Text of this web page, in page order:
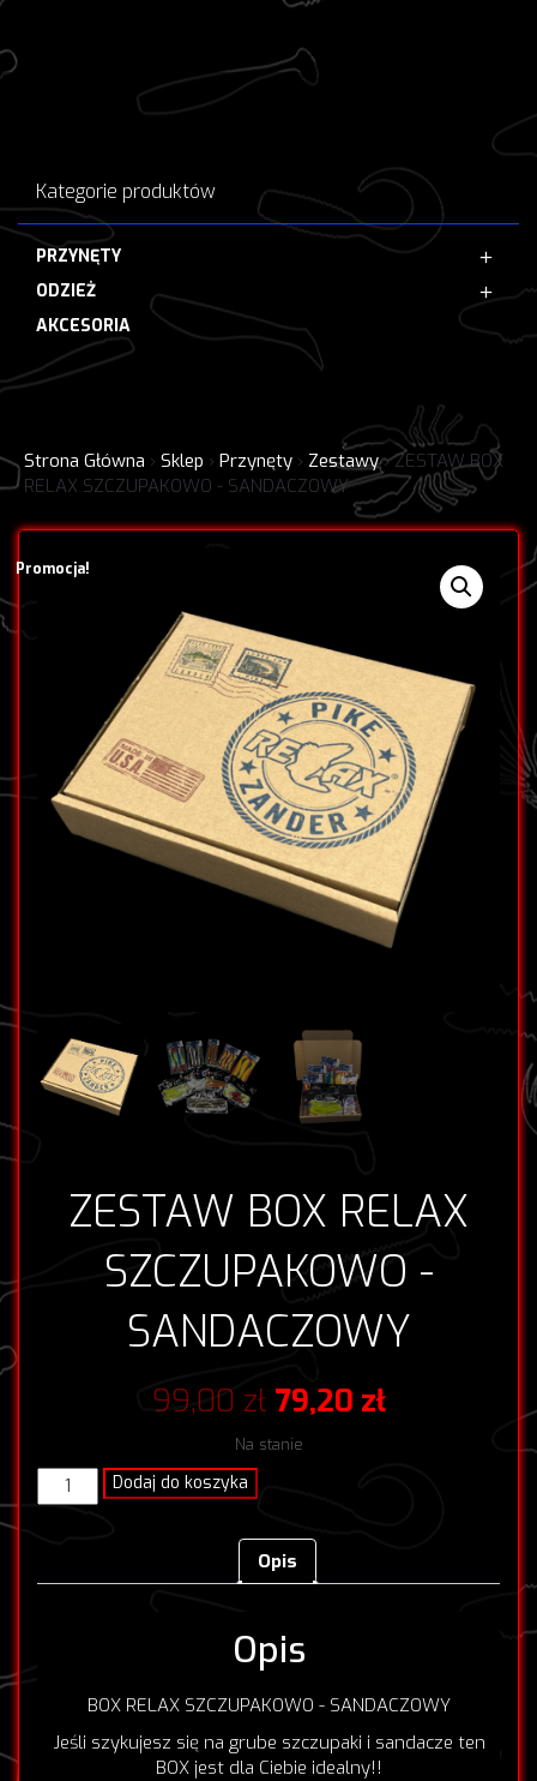
Kategorie produktów
PRZYNĘTY
ODZIEŻ
AKCESORIA
Strona Główna › Sklep › Przynęty › Zestawy ›ZESTAW BOX
RELAX SZCZUPAKOWO - SANDACZOWY
Promocja!
ZESTAW BOX RELAX
SZCZUPAKOWO -
SANDACZOWY
99,00 zł Pierwotna
cena
79,20 złAktualna
Na stanie
ilość
ZESTAW
Dodaj do koszyka
Opis
Opis
BOX RELAX SZCZUPAKOWO - SANDACZOWY
Jeśli szykujesz się na grube szczupaki i sandacze ten
BOX jest dla Ciebie idealny!!